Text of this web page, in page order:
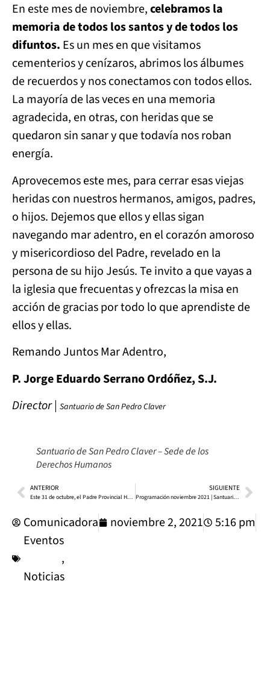
En este mes de noviembre,celebramos la
memoria de todos los santos y de todos los
difuntos. Es un mes en que visitamos
cementerios y cenízaros, abrimos los álbumes
de recuerdos y nos conectamos con todos ellos.
La mayoría de las veces en una memoria
agradecida, en otras, con heridas que se
quedaron sin sanar y que todavía nos roban
energía.
Aprovecemos este mes, para cerrar esas viejas
heridas con nuestros hermanos, amigos, padres,
o hijos. Dejemos que ellos y ellas sigan
navegando mar adentro, en el corazón amoroso
y misericordioso del Padre, revelado en la
persona de su hijo Jesús. Te invito a que vayas a
la iglesia que frecuentas y ofrezcas la misa en
acción de gracias por todo lo que aprendiste de
ellos y ellas.
Remando Juntos Mar Adentro,
P. Jorge Eduardo Serrano Ordóñez, S.J.
Director | Santuario de San Pedro Claver
Santuario de San Pedro Claver – Sede de los
Derechos Humanos
ANTERIOR
Este 31 de octubre, el Padre Provincial Hermann Rodríguez, S.J. oficiará la eucaristía en el Santuario de San Pedro Claver
SIGUIENTE
Programación noviembre 2021 | Santuario de San Pedro Claver
Comunicadora noviembre 2, 2021
5:16 pm
Eventos
,
Noticias